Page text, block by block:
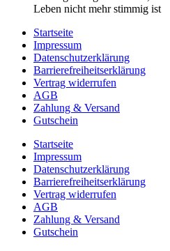
Leben nicht mehr stimmig ist
Startseite
Impressum
Datenschutzerklärung
Barrierefreiheitserklärung
Vertrag widerrufen
AGB
Zahlung & Versand
Gutschein
Startseite
Impressum
Datenschutzerklärung
Barrierefreiheitserklärung
Vertrag widerrufen
AGB
Zahlung & Versand
Gutschein